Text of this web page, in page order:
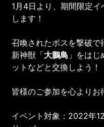
1月4日より、期間限定
します！
召喚されたボスを撃破で
新神獣「大鵬鳥 」をは
ットなどと交換しよう！
皆様のご参加を心よりお
イベント対象：2022年